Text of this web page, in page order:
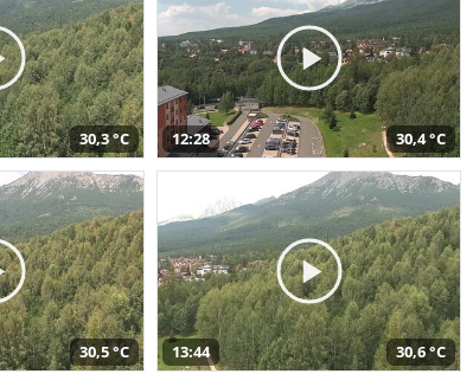
30,3 °C 12:28 30,4 °C
30,5 °C 13:44 30,6 °C